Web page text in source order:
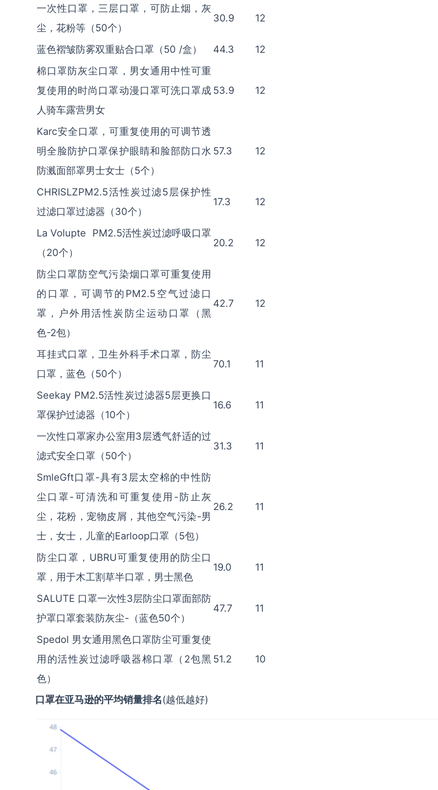
一次性口罩，三层口罩，可防止烟，灰
尘，花粉等（50个）
30.9 12
蓝色褶皱防雾双重贴合口罩（50 /盒） 44.3
12
棉口罩防灰尘口罩，男女通用中性可重
复使用的时尚口罩动漫口罩可洗口罩成
人骑车露营男女
53.9 12
Karc安全口罩，可重复使用的可调节透
明全脸防护口罩保护眼睛和脸部防口水
防溅面部罩男士女士（5个）
57.3 12
CHRISLZPM2.5活性炭过滤5层保护性
过滤口罩过滤器（30个）
17.3 12
La Volupte PM2.5活性炭过滤呼吸口罩
（20个）
20.2 12
防尘口罩防空气污染烟口罩可重复使用
的口罩，可调节的PM2.5空气过滤口
罩，户外用活性炭防尘运动口罩（黑
色-2包）
42.7 12
耳挂式口罩，卫生外科手术口罩，防尘
口罩，蓝色（50个）
70.1 11
Seekay PM2.5活性炭过滤器5层更换口
罩保护过滤器（10个）
16.6 11
一次性口罩家办公室用3层透气舒适的过
滤式安全口罩（50个）
31.3 11
SmleGft口罩-具有3层太空棉的中性防
尘口罩-可清洗和可重复使用-防止灰
尘，花粉，宠物皮屑，其他空气污染-男
士，女士，儿童的Earloop口罩（5包）
26.2 11
防尘口罩，UBRU可重复使用的防尘口
罩，用于木工割草半口罩，男士黑色
19.0 11
SALUTE 口罩一次性3层防尘口罩面部防
护罩口罩套装防灰尘-（蓝色50个）
47.7 11
Spedol 男女通用黑色口罩防尘可重复使
用的活性炭过滤呼吸器棉口罩（2包黑
色）
51.2 10
口罩在亚马逊的平均销量排名(越低越好)